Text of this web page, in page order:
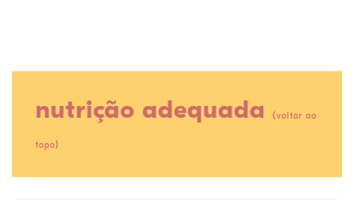
nutrição adequada (voltar ao
topo)
76,62%
1,54%
0,00%
18,55%
0,66%
2,63%
35,89%
3,62%
0,11%
52,11%
2,54%
5,72%